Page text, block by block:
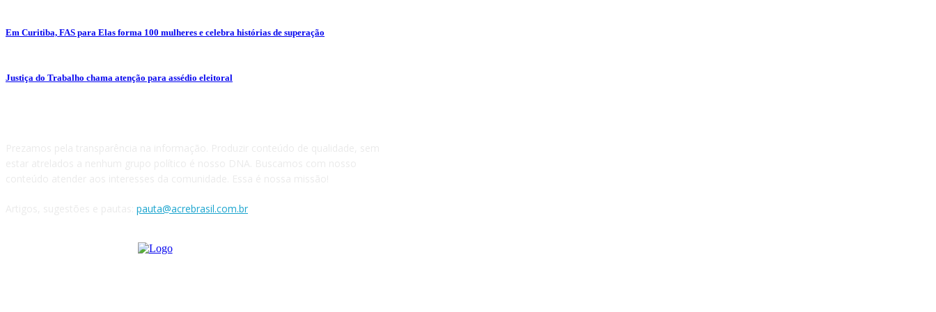
Em Curitiba, FAS para Elas forma 100 mulheres e celebra histórias de superação
Justiça do Trabalho chama atenção para assédio eleitoral
pauta@acrebrasil.com.br